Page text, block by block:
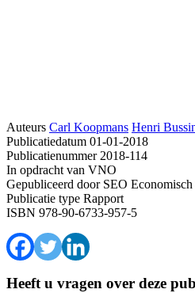
Auteurs Carl Koopmans Henri
Publicatiedatum 01-01-2018
Publicatienummer2018-114
In opdracht van VNO
Gepubliceerd doorSEO Economisch
Publicatie type Rapport
ISBN 978-90-6733-957-5
Heeft u vragen over deze